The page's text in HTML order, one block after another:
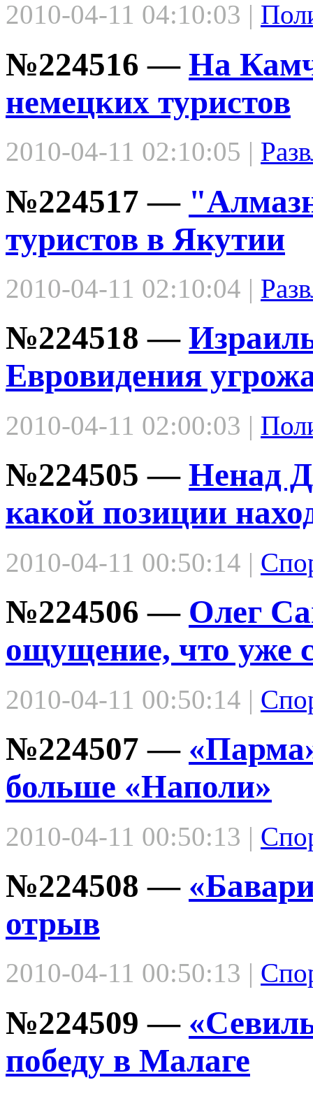
2010-04-11 04:10:03 |
№224516 — На
немецких туристов
2010-04-11 02:10:05 |
№224517 —
туристов в Якутии
2010-04-11 02:10:04 |
№224518 —
Евровидения
2010-04-11 02:00:03 |
№224505 — Ненад
какой позиции
2010-04-11 00:50:14 |
№224506 — Олег
ощущение, что уже
2010-04-11 00:50:14 |
№224507 —
больше «Наполи»
2010-04-11 00:50:13 |
№224508 —
отрыв
2010-04-11 00:50:13 |
№224509 —
победу в Малаге